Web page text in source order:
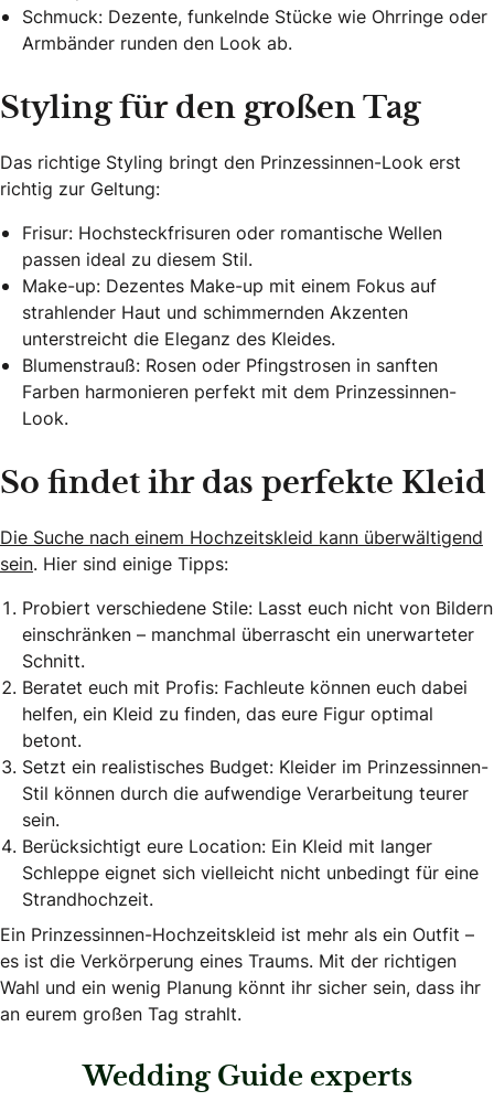
Schmuck: Dezente, funkelnde Stücke wie Ohrringe oder
Armbänder runden den Look ab.
Styling für den großen Tag
Das richtige Styling bringt den Prinzessinnen-Look erst
richtig zur Geltung:
Frisur: Hochsteckfrisuren oder romantische Wellen
passen ideal zu diesem Stil.
Make-up: Dezentes Make-up mit einem Fokus auf
strahlender Haut und schimmernden Akzenten
unterstreicht die Eleganz des Kleides.
Blumenstrauß: Rosen oder Pfingstrosen in sanften
Farben harmonieren perfekt mit dem Prinzessinnen-
Look.
So findet ihr das perfekte Kleid
Die Suche nach einem Hochzeitskleid kann überwältigend
sein. Hier sind einige Tipps:
Probiert verschiedene Stile: Lasst euch nicht von Bildern
einschränken – manchmal überrascht ein unerwarteter
Schnitt.
Beratet euch mit Profis: Fachleute können euch dabei
helfen, ein Kleid zu finden, das eure Figur optimal
betont.
Setzt ein realistisches Budget: Kleider im Prinzessinnen-
Stil können durch die aufwendige Verarbeitung teurer
sein.
Berücksichtigt eure Location: Ein Kleid mit langer
Schleppe eignet sich vielleicht nicht unbedingt für eine
Strandhochzeit.
Ein Prinzessinnen-Hochzeitskleid ist mehr als ein Outfit –
es ist die Verkörperung eines Traums. Mit der richtigen
Wahl und ein wenig Planung könnt ihr sicher sein, dass ihr
an eurem großen Tag strahlt.
Wedding Guide experts